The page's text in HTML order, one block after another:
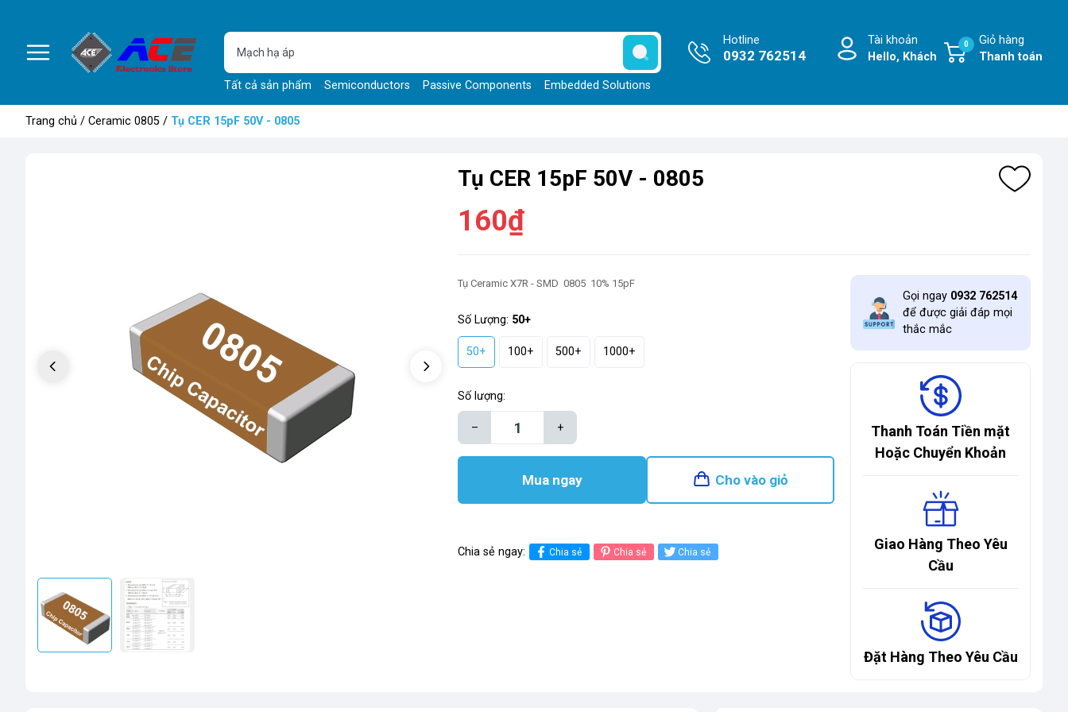
Tất cả sản phẩm Semiconductors Passive Components Embedded Solutions
Hotline
0932 762514
Tài khoản
Hello, Khách
Giỏ hàng
Thanh toán
0
Trang chủ / Ceramic 0805 / Tụ CER 15pF 50V - 0805
Tụ CER 15pF 50V - 0805
160₫
Tụ Ceramic X7R - SMD 0805 10% 15pF
Số Lượng: 50+
50+ 100+ 500+ 1000+
Số lượng:
– +
Mua ngay Cho vào giỏ
Chia sẻ ngay: Chia sẻ Chia sẻ Chia sẻ
Gọi ngay 0932 762514
để được giải đáp mọi
thắc mắc
Thanh Toán Tiền mặt
Hoặc Chuyển Khoản
Giao Hàng Theo Yêu
Cầu
Đặt Hàng Theo Yêu Cầu